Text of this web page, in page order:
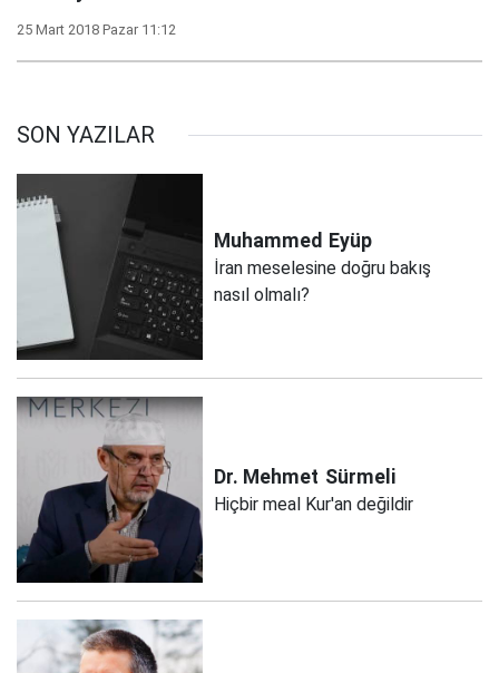
25 Mart 2018 Pazar 11:12
SON YAZILAR
Muhammed Eyüp
İran meselesine doğru bakış
nasıl olmalı?
Dr. Mehmet Sürmeli
Hiçbir meal Kur'an değildir